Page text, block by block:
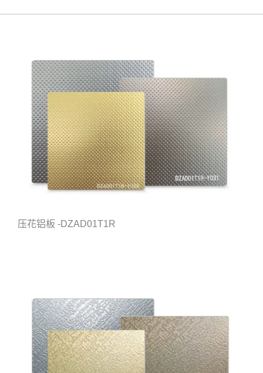
压花铝板 -DZAD01T1R
面 面